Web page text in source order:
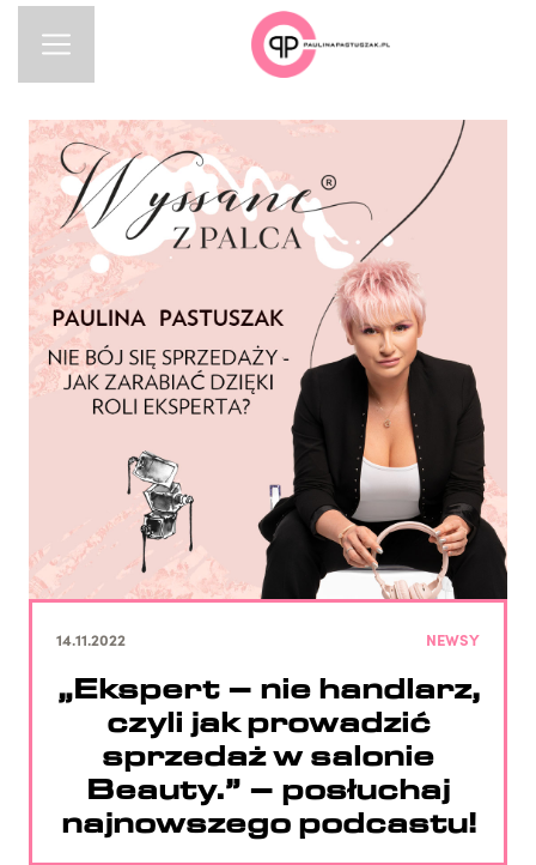
14.11.2022 NEWSY
„Ekspert – nie handlarz,
czyli jak prowadzić
sprzedaż w salonie
Beauty.” – posłuchaj
najnowszego podcastu!